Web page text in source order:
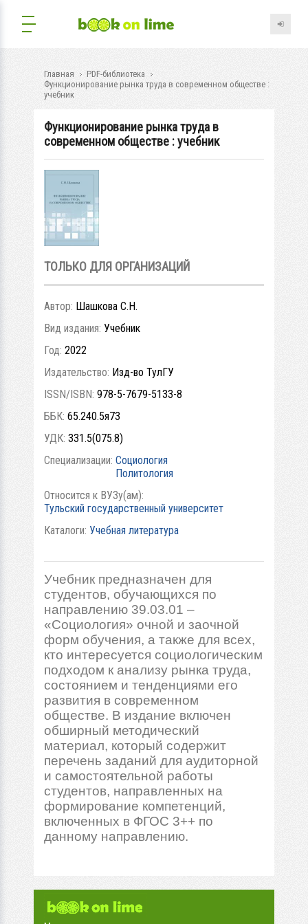
Главная
PDF-библиотека
Функционирование рынка труда в современном обществе :
учебник
Функционирование рынка труда в
современном обществе : учебник
ТОЛЬКО ДЛЯ ОРГАНИЗАЦИЙ
Автор: Шашкова С.Н.
Вид издания: Учебник
Год: 2022
Издательство: Изд-во ТулГУ
ISSN/ISBN: 978-5-7679-5133-8
ББК: 65.240.5я73
УДК: 331.5(075.8)
Специализации: Социология
Политология
Относится к ВУЗу(ам):
Тульский государственный университет
Каталоги: Учебная литература
Учебник предназначен для
студентов, обучающихся по
направлению 39.03.01 –
«Социология» очной и заочной
форм обучения, а также для всех,
кто интересуется социологическим
подходом к анализу рынка труда,
состоянием и тенденциями его
развития в современном
обществе. В издание включен
обширный методический
материал, который содержит
перечень заданий для аудиторной
и самостоятельной работы
студентов, направленных на
формирование компетенций,
включенных в ФГОС 3++ по
данному направлению.